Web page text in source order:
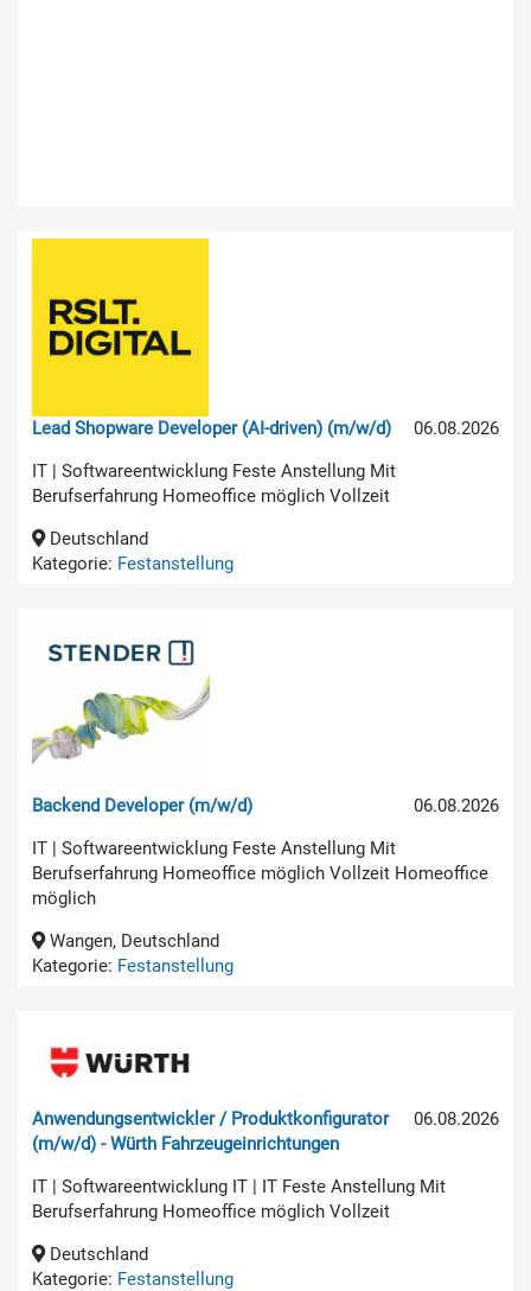
06.08.2026
Lead Shopware Developer (AI-driven) (m/w/d)
IT | Softwareentwicklung Feste Anstellung Mit
Berufserfahrung Homeoffice möglich Vollzeit
Deutschland
Kategorie: Festanstellung
06.08.2026
Backend Developer (m/w/d)
IT | Softwareentwicklung Feste Anstellung Mit
Berufserfahrung Homeoffice möglich Vollzeit Homeoffice
möglich
Wangen, Deutschland
Kategorie: Festanstellung
06.08.2026
Anwendungsentwickler / Produktkonfigurator
(m/w/d) - Würth Fahrzeugeinrichtungen
IT | Softwareentwicklung IT | IT Feste Anstellung Mit
Berufserfahrung Homeoffice möglich Vollzeit
Deutschland
Kategorie: Festanstellung